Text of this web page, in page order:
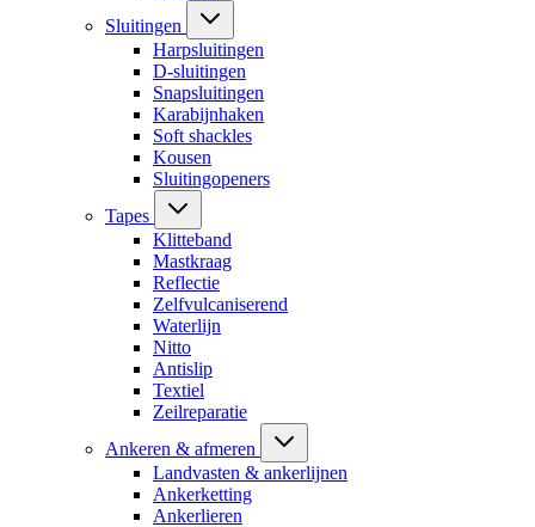
Sluitingen
Harpsluitingen
D-sluitingen
Snapsluitingen
Karabijnhaken
Soft shackles
Kousen
Sluitingopeners
Tapes
Klitteband
Mastkraag
Reflectie
Zelfvulcaniserend
Waterlijn
Nitto
Antislip
Textiel
Zeilreparatie
Ankeren & afmeren
Landvasten & ankerlijnen
Ankerketting
Ankerlieren